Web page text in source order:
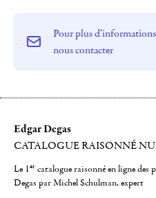
Pour plus
nous contacter
Edgar Degas
CATALOGUE RAISONNÉ
Le 1er catalogue raisonné en ligne des
Degas par Michel Schulman, expert